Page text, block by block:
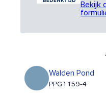
Bekijk
Walden Pond
PPG1159-4